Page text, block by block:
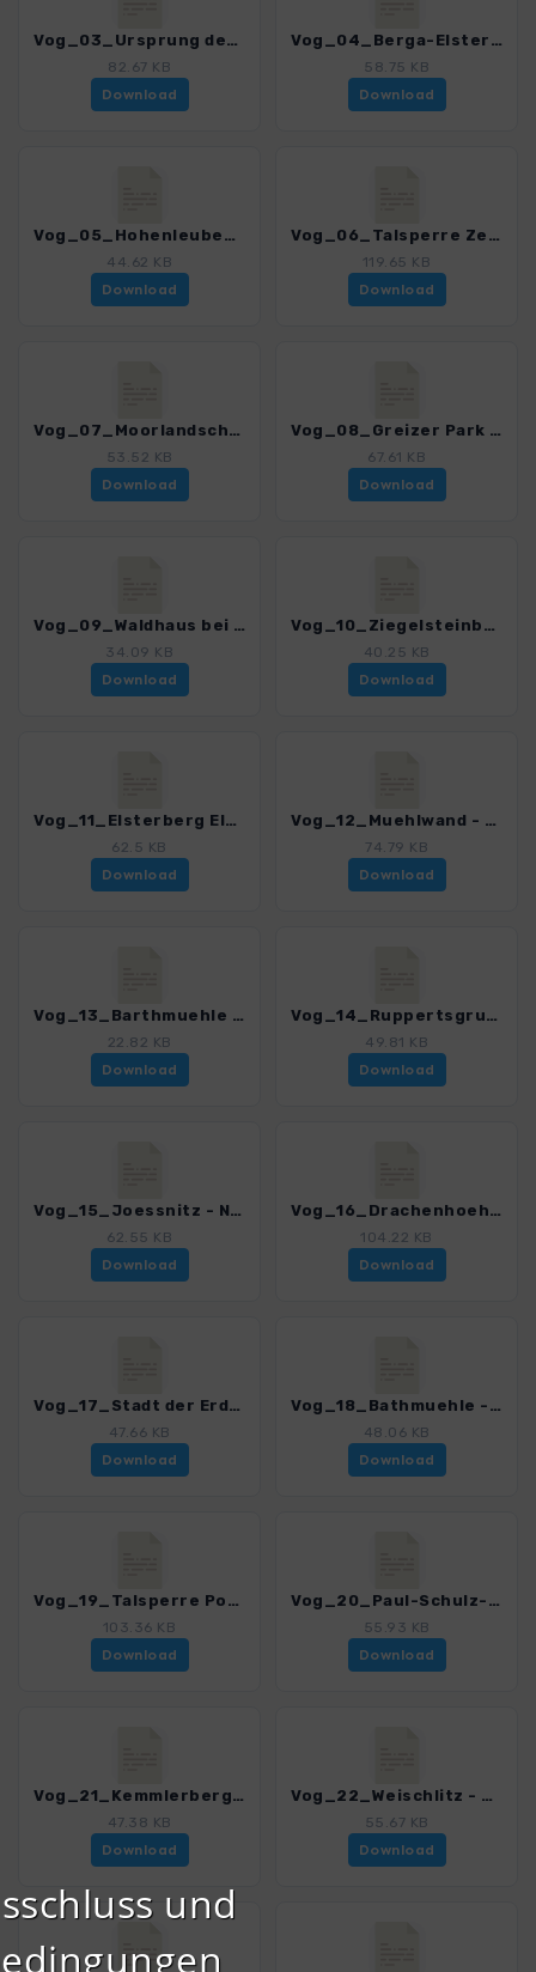
Vog_03_Ursprung des Vogtlands in Weida_4518_2.gpx
82.67 KB
Download
Vog_04_Berga-Elster im Thueringer Vogtland_4518_2.gpx
58.75 KB
Download
Vog_05_Hohenleuben_4518_2.gpx
44.62 KB
Download
Vog_06_Talsperre Zeulenroda_4518_2.gpx
119.65 KB
Download
Vog_07_Moorlandschaften Poellwitzer Wald_4518_2.gpx
53.52 KB
Download
Vog_08_Greizer Park - Neumuehle_4518_2.gpx
67.61 KB
Download
Vog_09_Waldhaus bei Greiz_4518_2.gpx
34.09 KB
Download
Vog_10_Ziegelsteinbruecke_4518_2.gpx
40.25 KB
Download
Vog_11_Elsterberg Elsterstausee Greiz-Doelau_4518_2.gpx
62.5 KB
Download
Vog_12_Muehlwand - Mylau - Goeltzschtalbruecke - Netzschkau_4518_2.gpx
74.79 KB
Download
Vog_13_Barthmuehle - Elsterberg_4518_2.gpx
22.82 KB
Download
Vog_14_Ruppertsgruen -Talsperre Poehl - Neudoerfel_4518_2.gpx
49.81 KB
Download
Vog_15_Joessnitz - Nymphental_4518_2.gpx
62.55 KB
Download
Vog_16_Drachenhoehle Syrau - Schloss Leubnitz_4518_2.gpx
104.22 KB
Download
Vog_17_Stadt der Erdachse - Pausa_4518_2.gpx
47.66 KB
Download
Vog_18_Bathmuehle - Triebtal_4518_2.gpx
48.06 KB
Download
Vog_19_Talsperre Poehl - Vogtlaendische Schweiz_4518_2.gpx
103.36 KB
Download
Vog_20_Paul-Schulz-Lehrpfad_4518_2.gpx
55.93 KB
Download
Vog_21_Kemmlerberg_4518_2.gpx
47.38 KB
Download
Vog_22_Weischlitz - Kuerbitz_4518_2.gpx
55.67 KB
Download
und